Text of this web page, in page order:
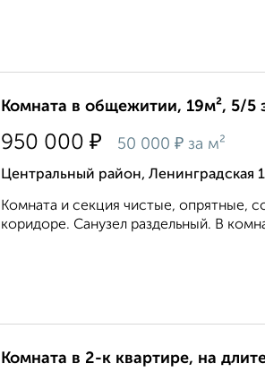
Комната в общежитии, 19м², 5/5
950 000 ₽ 50 000 ₽ за м²
Центральный район, Ленинградская
Комната и секция чистые, опрятные,
коридоре. Санузел раздельный. В
Комната в 2-к квартире, на